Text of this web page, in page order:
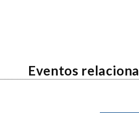
Eventos